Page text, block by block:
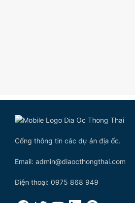
Cổng thông tin các dự án địa ốc.
Email: admin@diaocthongthai.com
Điện thoại: 0975 868 949